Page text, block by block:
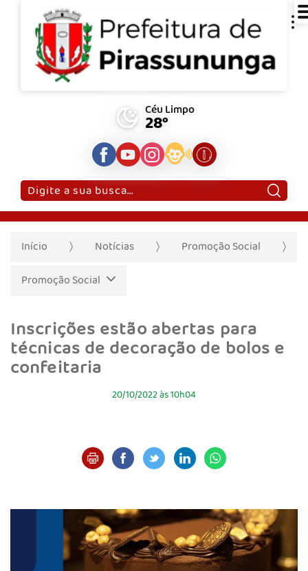
Céu Limpo
28°
Pesquisar:
Início Notícias
Promoção Social
Promoção Social
Inscrições estão abertas para
técnicas de decoração de bolos e
confeitaria
20/10/2022 às 10h04